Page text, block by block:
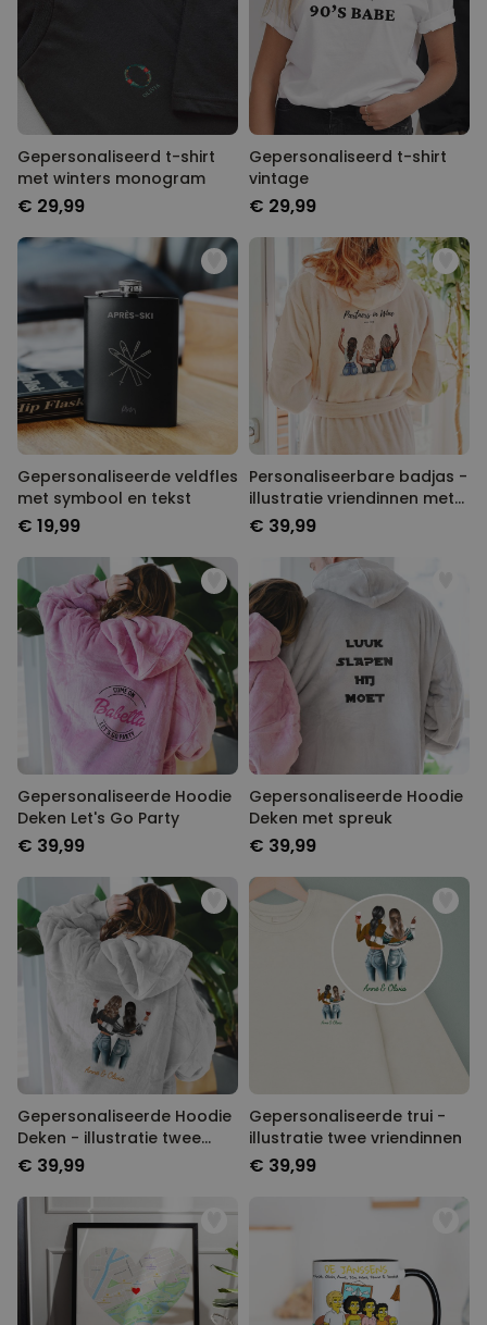
Gepersonaliseerd t-shirt
met winters monogram
€ 29,99
Gepersonaliseerd t-shirt
vintage
€ 29,99
Gepersonaliseerde veldfles
met symbool en tekst
€ 19,99
Personaliseerbare badjas -
illustratie vriendinnen met
tekst
€ 39,99
Gepersonaliseerde Hoodie
Deken Let's Go Party
€ 39,99
Gepersonaliseerde Hoodie
Deken met spreuk
€ 39,99
Gepersonaliseerde Hoodie
Deken - illustratie twee
vriendinnen
€ 39,99
Gepersonaliseerde trui -
illustratie twee vriendinnen
€ 39,99